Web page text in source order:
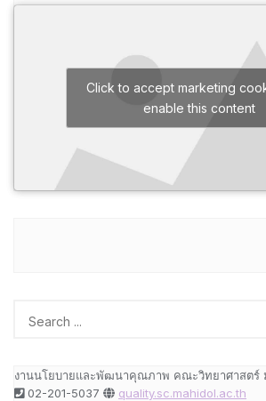
Click to accept marketing
enable this content
งานนโยบายและพัฒนาคุณภาพ คณะวิทยาศาสตร์
02-201-5037
quality.sc.mahidol.ac.th